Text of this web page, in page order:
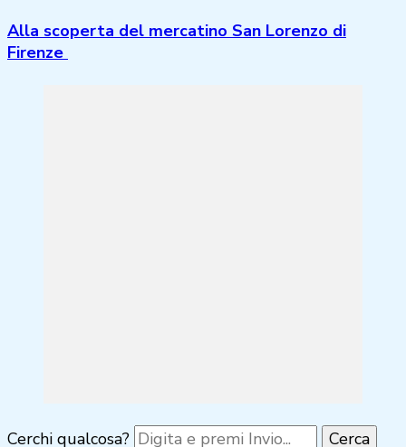
Alla scoperta del mercatino San Lorenzo di
Firenze
Cerchi qualcosa?